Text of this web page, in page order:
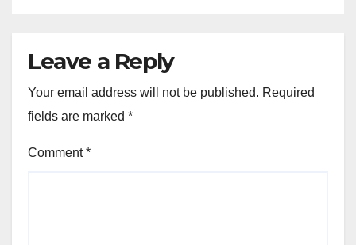
Leave a Reply
Your email address will not be published. Required
fields are marked *
Comment*